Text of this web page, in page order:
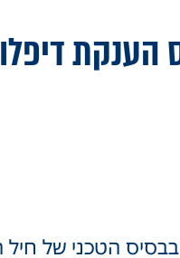
חיל האוויר, הוענקו